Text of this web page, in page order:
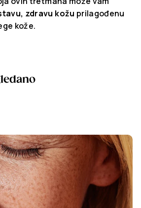
zdravu kožu prilagođenu
kože.